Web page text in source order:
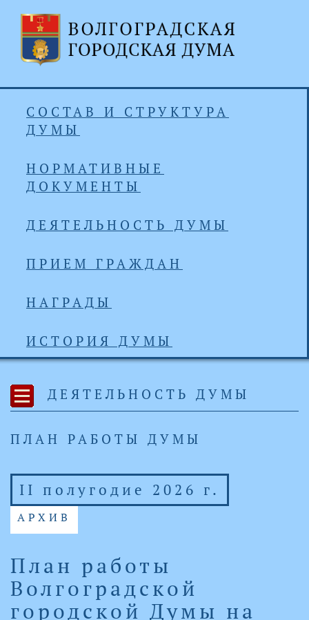
СОСТАВ И СТРУКТУРА
ДУМЫ
НОРМАТИВНЫЕ
ДОКУМЕНТЫ
ДЕЯТЕЛЬНОСТЬ ДУМЫ
ПРИЕМ ГРАЖДАН
НАГРАДЫ
ИСТОРИЯ ДУМЫ
ДЕЯТЕЛЬНОСТЬ ДУМЫ
ПЛАН РАБОТЫ ДУМЫ
II полугодие 2026 г.
АРХИВ
План работы
Волгоградской
городской Думы на